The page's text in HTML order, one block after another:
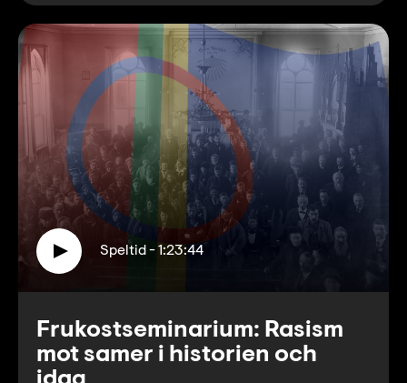
Speltid - 1:23:44
Frukostseminarium: Rasism
mot samer i historien och